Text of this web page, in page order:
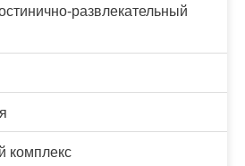
развлекательный
комплекс